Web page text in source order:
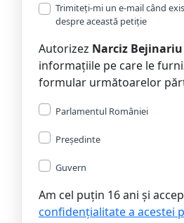
Trimiteți-mi un e-mail când
despre această petiție
Autorizez Narciz Bejinariu
informațiile pe care le
formular următoarelor
Parlamentul României
Președinte
Guvern
Am cel puțin 16 ani și
confidențialitate a acestei